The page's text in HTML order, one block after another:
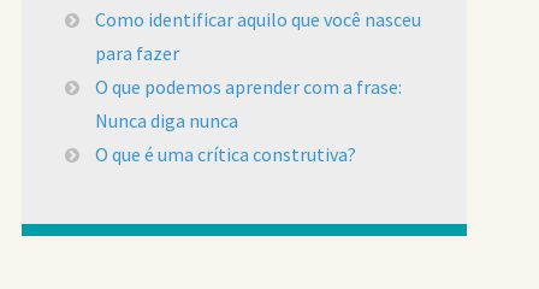
Como identificar aquilo que você nasceu
para fazer
O que podemos aprender com a frase:
Nunca diga nunca
O que é uma crítica construtiva?